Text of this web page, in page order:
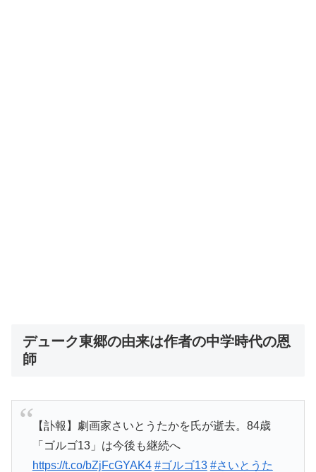
デューク東郷の由来は作者の中学時代の恩
師
【訃報】劇画家さいとうたかを氏が逝去。84歳
「ゴルゴ13」は今後も継続へ
https://t.co/bZjFcGYAK4 #ゴルゴ13 #さいとうた